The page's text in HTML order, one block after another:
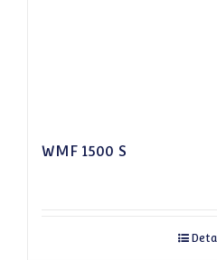
WMF 1500 S